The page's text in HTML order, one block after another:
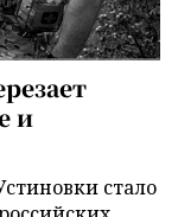
и
стало